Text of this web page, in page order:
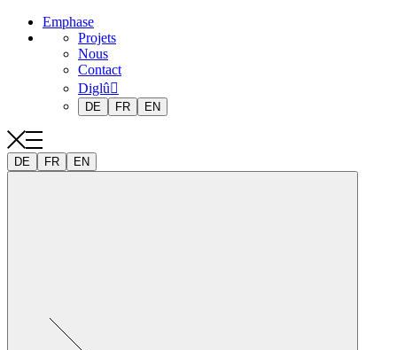
Emphase
Projets
Nous
Contact
Diglû
DE FR EN
DE FR EN